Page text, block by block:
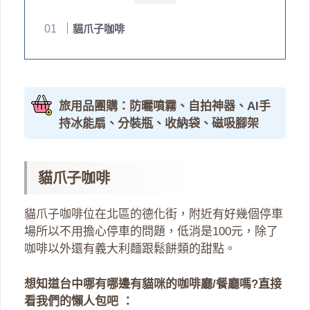
貓爪子咖啡
旅用品團購：防曬噴霧、自拍神器、AI手
持冰能扇、分裝瓶、收納袋、磁吸腳架
貓爪子咖啡
貓爪子咖啡位在北區的德化街，附近有好幾個停車
場所以不用擔心停車的問題，低消是100元，除了
咖啡以外還有義大利麵跟鬆餅類的甜點。
想知道台中哪有哪邊有貓咪的咖啡廳/餐廳嗎?直接
看我們的懶人包吧 ：